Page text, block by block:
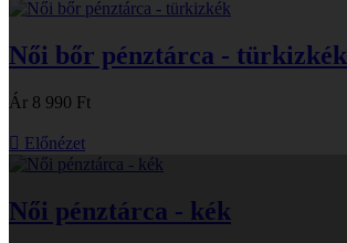
Női bőr pénztárca - türkizkék
Ár 8 990 Ft
 Előnézet
Női pénztárca - kék